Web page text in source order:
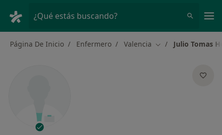
¿Qué estás buscando?
Página De Inicio Enfermero Valencia Cambiar de ciudad
Julio Tomas